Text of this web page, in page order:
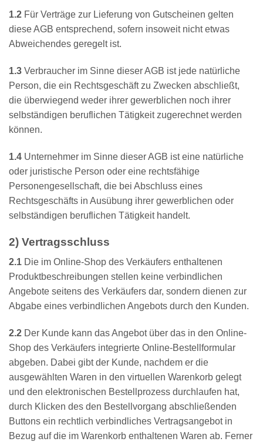
1.2 Für Verträge zur Lieferung von Gutscheinen gelten
diese AGB entsprechend, sofern insoweit nicht etwas
Abweichendes geregelt ist.
1.3 Verbraucher im Sinne dieser AGB ist jede natürliche
Person, die ein Rechtsgeschäft zu Zwecken abschließt,
die überwiegend weder ihrer gewerblichen noch ihrer
selbständigen beruflichen Tätigkeit zugerechnet werden
können.
1.4 Unternehmer im Sinne dieser AGB ist eine natürliche
oder juristische Person oder eine rechtsfähige
Personengesellschaft, die bei Abschluss eines
Rechtsgeschäfts in Ausübung ihrer gewerblichen oder
selbständigen beruflichen Tätigkeit handelt.
2) Vertragsschluss
2.1 Die im Online-Shop des Verkäufers enthaltenen
Produktbeschreibungen stellen keine verbindlichen
Angebote seitens des Verkäufers dar, sondern dienen zur
Abgabe eines verbindlichen Angebots durch den Kunden.
2.2 Der Kunde kann das Angebot über das in den Online-
Shop des Verkäufers integrierte Online-Bestellformular
abgeben. Dabei gibt der Kunde, nachdem er die
ausgewählten Waren in den virtuellen Warenkorb gelegt
und den elektronischen Bestellprozess durchlaufen hat,
durch Klicken des den Bestellvorgang abschließenden
Buttons ein rechtlich verbindliches Vertragsangebot in
Bezug auf die im Warenkorb enthaltenen Waren ab. Ferner